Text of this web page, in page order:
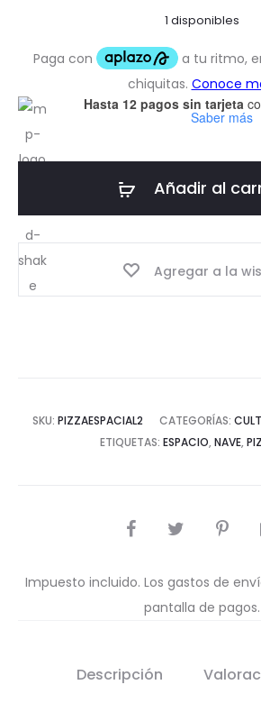
1 disponibles
Hasta 12 pagos sin tarjeta
Saber más
Añadir al
Agregar a la
SKU: PIZZAESPACIAL2 CATEGORÍAS:
ETIQUETAS: ESPACIO, NAVE,
COMPARTIR
Impuesto incluido. Los gastos de
pantalla de pagos.
Descripción